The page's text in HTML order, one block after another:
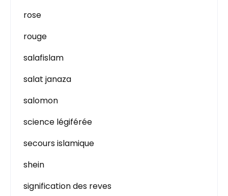
rose
rouge
salafislam
salat janaza
salomon
science légiférée
secours islamique
shein
signification des reves